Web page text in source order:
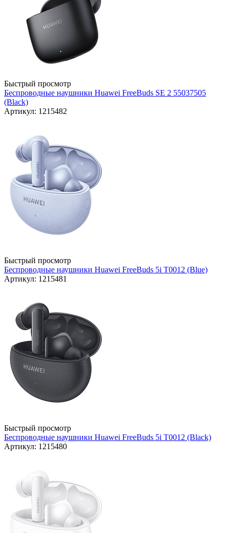
Быстрый просмотр
Беспроводные наушники Huawei FreeBuds SE 2 55037505
(Black)
Артикул: 1215482
Быстрый просмотр
Беспроводные наушники Huawei FreeBuds 5i T0012 (Blue)
Артикул: 1215481
Быстрый просмотр
Беспроводные наушники Huawei FreeBuds 5i T0012 (Black)
Артикул: 1215480